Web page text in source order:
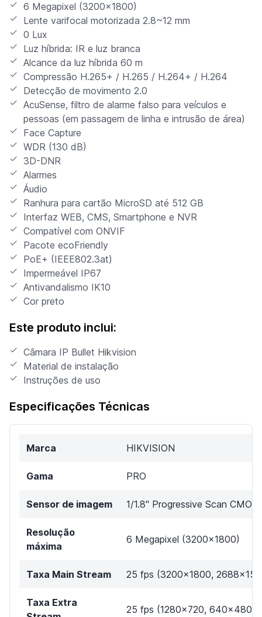
6 Megapixel (3200x1800)
Lente varifocal motorizada 2.8~12 mm
0 Lux
Luz híbrida: IR e luz branca
Alcance da luz híbrida 60 m
Compressão H.265+ / H.265 / H.264+ / H.264
Detecção de movimento 2.0
AcuSense, filtro de alarme falso para veículos e
pessoas (em passagem de linha e intrusão de área)
Face Capture
WDR (130 dB)
3D-DNR
Alarmes
Áudio
Ranhura para cartão MicroSD até 512 GB
Interfaz WEB, CMS, Smartphone e NVR
Compatível com ONVIF
Pacote ecoFriendly
PoE+ (IEEE802.3at)
Impermeável IP67
Antivandalismo IK10
Cor preto
Este produto inclui:
Câmara IP Bullet Hikvision
Material de instalação
Instruções de uso
Especificações Técnicas
Marca HIKVISION
Gama PRO
Sensor de imagem 1/1.8" Progressive Scan CMOS
Resolução
máxima
6 Megapixel (3200x1800)
Taxa Main Stream 25 fps (3200x1800,
Taxa Extra
25 fps (1280x720, 640x480,